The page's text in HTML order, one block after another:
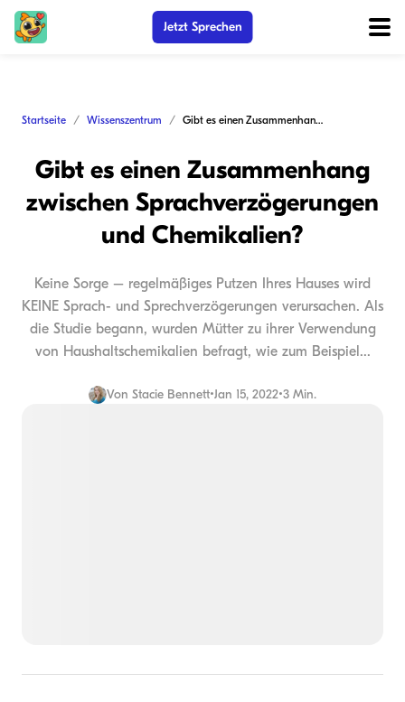
Jetzt Sprechen
Startseite Wissenszentrum Gibt es einen Zusammenhang zwischen Sprachverzögerungen und Chemikalien?
Gibt es einen Zusammenhang
zwischen Sprachverzögerungen
und Chemikalien?
Keine Sorge – regelmäßiges Putzen Ihres Hauses wird
KEINE Sprach- und Sprechverzögerungen verursachen. Als
die Studie begann, wurden Mütter zu ihrer Verwendung
von Haushaltschemikalien befragt, wie zum Beispiel...
Von Stacie Bennett•Jan 15, 2022•3 Min.